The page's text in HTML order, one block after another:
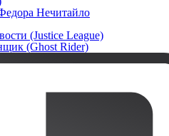
Нечитайло
(Justice League)
(Ghost Rider)